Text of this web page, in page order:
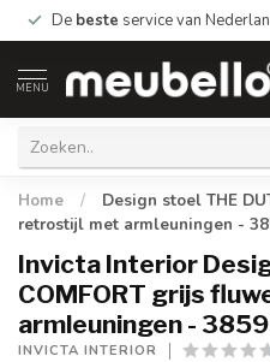
De beste service van
MENU
Home /
Design stoel THE
retrostijl met armleuningen -
Invicta Interior
COMFORT grijs
armleuningen -
INVICTA INTERIOR